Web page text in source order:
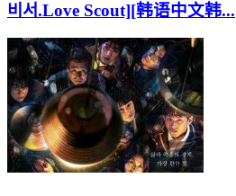
비서.Love Scout][韩语中文韩...